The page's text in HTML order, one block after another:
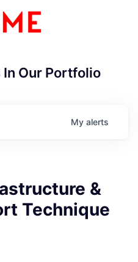
Our Portfolio
My alerts
&
Technique